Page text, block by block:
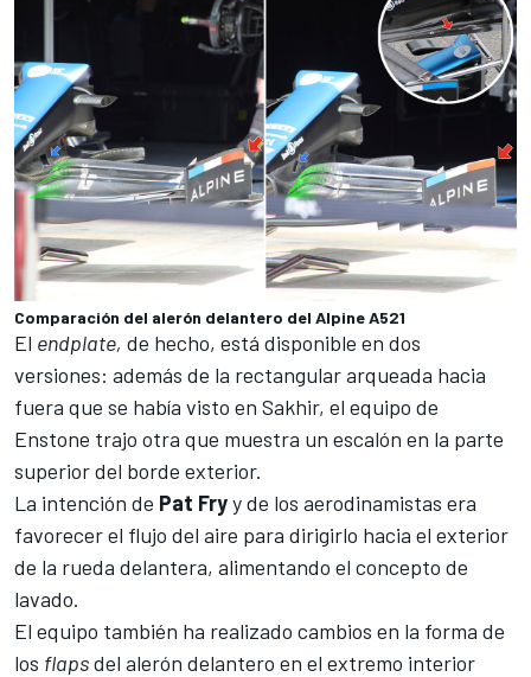
Comparación del alerón delantero del Alpine A521
El endplate, de hecho, está disponible en dos
versiones: además de la rectangular arqueada hacia
fuera que se había visto en Sakhir, el equipo de
Enstone trajo otra que muestra un escalón en la parte
superior del borde exterior.
La intención de Pat Fryy de los aerodinamistas era
favorecer el flujo del aire para dirigirlo hacia el exterior
de la rueda delantera, alimentando el concepto de
lavado.
El equipo también ha realizado cambios en la forma de
los flapsdel alerón delantero en el extremo interior